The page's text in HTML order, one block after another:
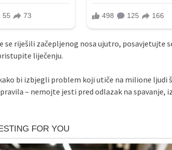
se riješili začepljenog nosa ujutro, posavjetujte
liječenju.
bi izbjegli problem koji utiče na milione ljudi
– nemojte jesti pred odlazak na spavanje,